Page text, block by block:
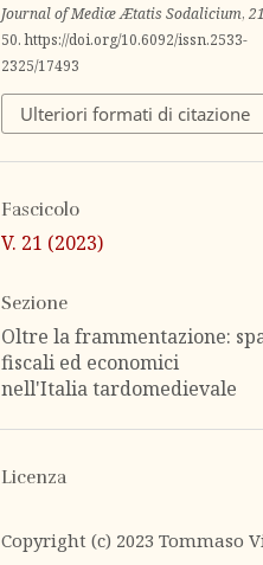
Journal of Mediæ Ætatis Sodalicium, 21
50. https://doi.org/10.6092/issn.2533-
2325/17493
Ulteriori formati di citazione
Fascicolo
V. 21 (2023)
Sezione
Oltre la frammentazione:
fiscali ed economici
nell'Italia tardomedievale
Licenza
Copyright (c) 2023 Tommaso